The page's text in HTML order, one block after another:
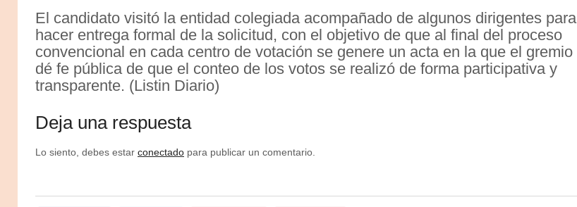
El candidato visitó la entidad colegiada acompañado de algunos dirigentes para
hacer entrega formal de la solicitud, con el objetivo de que al final del proceso
convencional en cada centro de votación se genere un acta en la que el gremio
dé fe pública de que el conteo de los votos se realizó de forma participativa y
transparente. (Listin Diario)
Deja una respuesta
Lo siento, debes estar conectado para publicar un comentario.